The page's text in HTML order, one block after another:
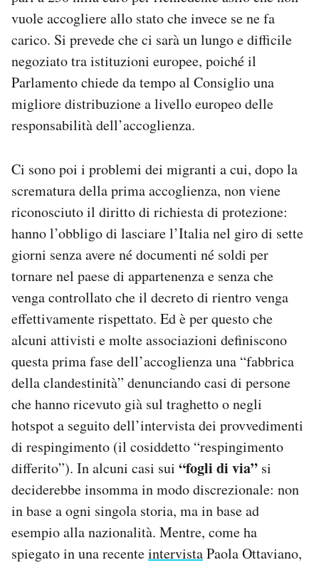
vuole accogliere allo stato che invece se ne fa
carico. Si prevede che ci sarà un lungo e difficile
negoziato tra istituzioni europee, poiché il
Parlamento chiede da tempo al Consiglio una
migliore distribuzione a livello europeo delle
responsabilità dell’accoglienza.
Ci sono poi i problemi dei migranti a cui, dopo la
scrematura della prima accoglienza, non viene
riconosciuto il diritto di richiesta di protezione:
hanno l’obbligo di lasciare l’Italia nel giro di sette
giorni senza avere né documenti né soldi per
tornare nel paese di appartenenza e senza che
venga controllato che il decreto di rientro venga
effettivamente rispettato. Ed è per questo che
alcuni attivisti e molte associazioni definiscono
questa prima fase dell’accoglienza una “fabbrica
della clandestinità” denunciando casi di persone
che hanno ricevuto già sul traghetto o negli
hotspot a seguito dell’intervista dei provvedimenti
di respingimento (il cosiddetto “respingimento
differito”). In alcuni casi sui “fogli di via” si
deciderebbe insomma in modo discrezionale: non
in base a ogni singola storia, ma in base ad
esempio alla nazionalità. Mentre, come ha
spiegato in una recenteintervistaPaola Ottaviano,